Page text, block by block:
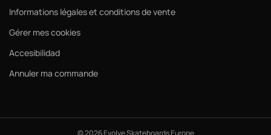
Informations légales et conditions de vente
Gérer mes cookies
Accesibilidad
Annuler ma commande
© 2026 Evolve Skateboards Europe